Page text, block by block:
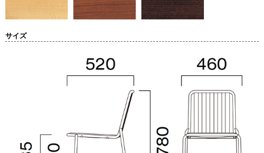
サイズ